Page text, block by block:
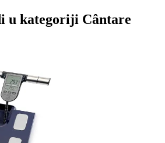
u kategoriji Cântare